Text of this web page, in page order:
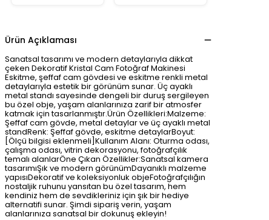
Ürün Açıklaması
Sanatsal tasarımı ve modern detaylarıyla dikkat
çeken Dekoratif Kristal Cam Fotoğraf Makinesi
Eskitme, şeffaf cam gövdesi ve eskitme renkli metal
detaylarıyla estetik bir görünüm sunar. Üç ayaklı
metal standı sayesinde dengeli bir duruş sergileyen
bu özel obje, yaşam alanlarınıza zarif bir atmosfer
katmak için tasarlanmıştır.Ürün Özellikleri:Malzeme:
Şeffaf cam gövde, metal detaylar ve üç ayaklı metal
standRenk: Şeffaf gövde, eskitme detaylarBoyut:
[Ölçü bilgisi eklenmeli]Kullanım Alanı: Oturma odası,
çalışma odası, vitrin dekorasyonu, fotoğrafçılık
temalı alanlarÖne Çıkan Özellikler:Sanatsal kamera
tasarımıŞık ve modern görünümDayanıklı malzeme
yapısıDekoratif ve koleksiyonluk objeFotoğrafçılığın
nostaljik ruhunu yansıtan bu özel tasarım, hem
kendiniz hem de sevdikleriniz için şık bir hediye
alternatifi sunar. Şimdi sipariş verin, yaşam
alanlarınıza sanatsal bir dokunuş ekleyin!